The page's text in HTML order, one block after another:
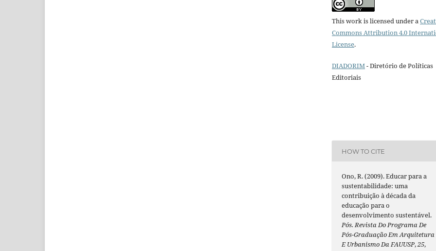
This work is licensed under a
Commons Attribution 4.0
License.
DIADORIM- Diretório de Políticas
Editoriais
HOW TO CITE
Ono, R. (2009). Educar para a
sustentabilidade: uma
contribuição à década da
educação para o
desenvolvimento sustentável.
Pós. Revista Do Programa De
Pós-Graduação Em Arquitetura
E Urbanismo Da FAUUSP,25,